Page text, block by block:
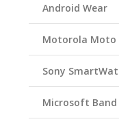
Android Wear
Motorola Moto
Sony
Microsoft Band